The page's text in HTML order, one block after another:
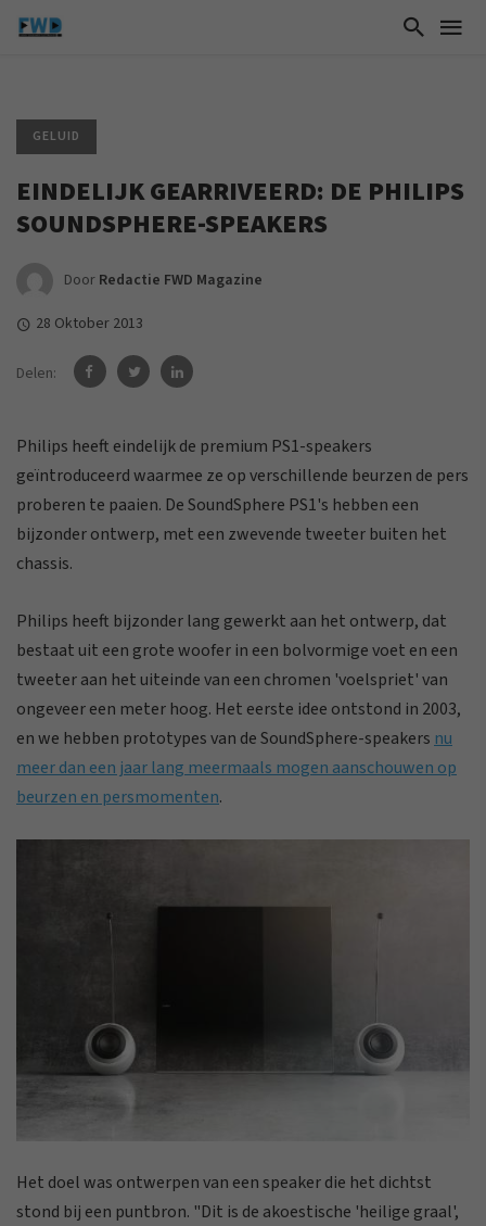
GELUID
EINDELIJK GEARRIVEERD: DE PHILIPS
SOUNDSPHERE-SPEAKERS
Door Redactie FWD Magazine
28 Oktober 2013
Delen:
Philips heeft eindelijk de premium PS1-speakers
geïntroduceerd waarmee ze op verschillende beurzen de pers
proberen te paaien. De SoundSphere PS1's hebben een
bijzonder ontwerp, met een zwevende tweeter buiten het
chassis.
Philips heeft bijzonder lang gewerkt aan het ontwerp, dat
bestaat uit een grote woofer in een bolvormige voet en een
tweeter aan het uiteinde van een chromen 'voelspriet' van
ongeveer een meter hoog. Het eerste idee ontstond in 2003,
en we hebben prototypes van de SoundSphere-speakers nu
meer dan een jaar lang meermaals mogen aanschouwen op
beurzen en persmomenten.
Het doel was ontwerpen van een speaker die het dichtst
stond bij een puntbron. "Dit is de akoestische 'heilige graal',